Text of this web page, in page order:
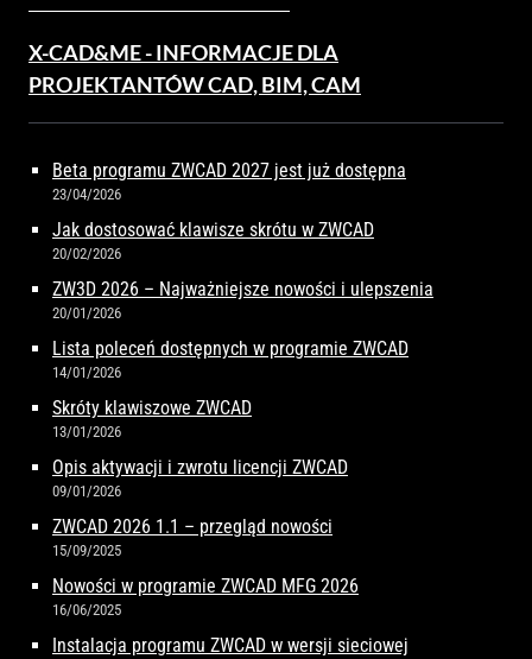
X-CAD&ME - INFORMACJE DLA
PROJEKTANTÓW CAD, BIM, CAM
Beta programu ZWCAD 2027 jest już dostępna
23/04/2026
Jak dostosować klawisze skrótu w ZWCAD
20/02/2026
ZW3D 2026 – Najważniejsze nowości i ulepszenia
20/01/2026
Lista poleceń dostępnych w programie ZWCAD
14/01/2026
Skróty klawiszowe ZWCAD
13/01/2026
Opis aktywacji i zwrotu licencji ZWCAD
09/01/2026
ZWCAD 2026 1.1 – przegląd nowości
15/09/2025
Nowości w programie ZWCAD MFG 2026
16/06/2025
Instalacja programu ZWCAD w wersji sieciowej